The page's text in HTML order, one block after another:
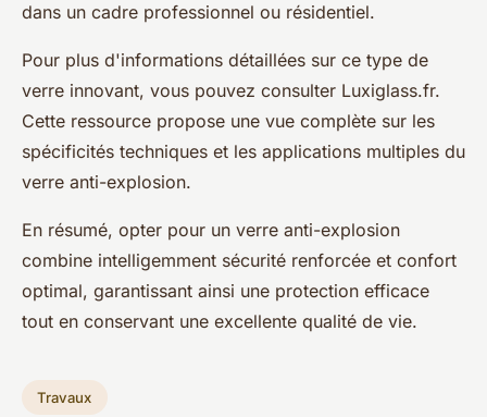
dans un cadre professionnel ou résidentiel.
Pour plus d'informations détaillées sur ce type de
verre innovant, vous pouvez consulter Luxiglass.fr.
Cette ressource propose une vue complète sur les
spécificités techniques et les applications multiples du
verre anti-explosion.
En résumé, opter pour un verre anti-explosion
combine intelligemment sécurité renforcée et confort
optimal, garantissant ainsi une protection efficace
tout en conservant une excellente qualité de vie.
Travaux